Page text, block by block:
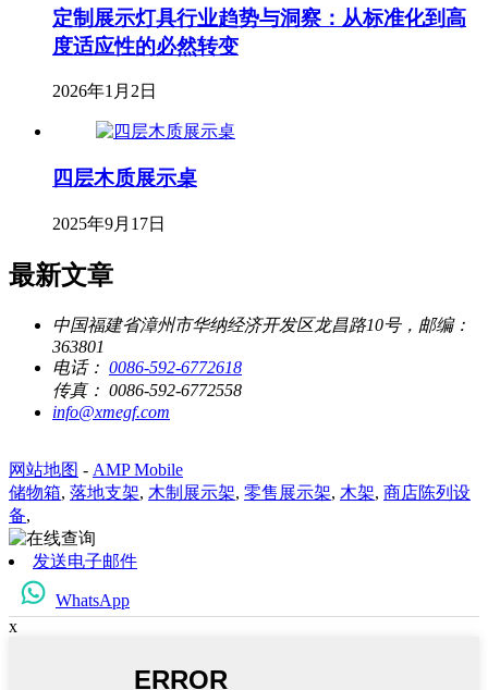
定制展示灯具行业趋势与洞察：从标准化到高
度适应性的必然转变
2026年1月2日
四层木质展示桌
2025年9月17日
最新文章
中国福建省漳州市华纳经济开发区龙昌路10号，邮编：
363801
电话： 0086-592-6772618
传真： 0086-592-6772558
info@xmegf.com
网站地图 - AMP Mobile
储物箱, 落地支架, 木制展示架, 零售展示架, 木架, 商店陈列设
备,
发送电子邮件
WhatsApp
x